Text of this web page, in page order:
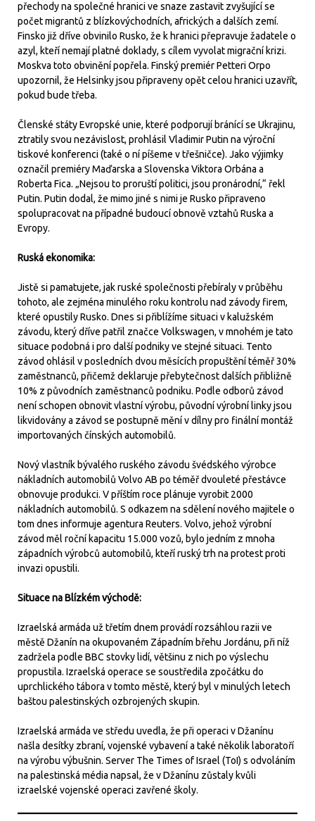
přechody na společné hranici ve snaze zastavit zvyšující se
počet migrantů z blízkovýchodních, afrických a dalších zemí.
Finsko již dříve obvinilo Rusko, že k hranici přepravuje žadatele o
azyl, kteří nemají platné doklady, s cílem vyvolat migrační krizi.
Moskva toto obvinění popřela. Finský premiér Petteri Orpo
upozornil, že Helsinky jsou připraveny opět celou hranici uzavřít,
pokud bude třeba.
Členské státy Evropské unie, které podporují bránící se Ukrajinu,
ztratily svou nezávislost, prohlásil Vladimir Putin na výroční
tiskové konferenci (také o ní píšeme v třešničce). Jako výjimky
označil premiéry Maďarska a Slovenska Viktora Orbána a
Roberta Fica. „Nejsou to proruští politici, jsou pronárodní,“ řekl
Putin. Putin dodal, že mimo jiné s nimi je Rusko připraveno
spolupracovat na případné budoucí obnově vztahů Ruska a
Evropy.
Ruská ekonomika:
Jistě si pamatujete, jak ruské společnosti přebíraly v průběhu
tohoto, ale zejména minulého roku kontrolu nad závody firem,
které opustily Rusko. Dnes si přiblížíme situaci v kalužském
závodu, který dříve patřil značce Volkswagen, v mnohém je tato
situace podobná i pro další podniky ve stejné situaci. Tento
závod ohlásil v posledních dvou měsících propuštění téměř 30%
zaměstnanců, přičemž deklaruje přebytečnost dalších přibližně
10% z původních zaměstnanců podniku. Podle odborů závod
není schopen obnovit vlastní výrobu, původní výrobní linky jsou
likvidovány a závod se postupně mění v dílny pro finální montáž
importovaných čínských automobilů.
Nový vlastník bývalého ruského závodu švédského výrobce
nákladních automobilů Volvo AB po téměř dvouleté přestávce
obnovuje produkci. V příštím roce plánuje vyrobit 2000
nákladních automobilů. S odkazem na sdělení nového majitele o
tom dnes informuje agentura Reuters. Volvo, jehož výrobní
závod měl roční kapacitu 15.000 vozů, bylo jedním z mnoha
západních výrobců automobilů, kteří ruský trh na protest proti
invazi opustili.
Situace na Blízkém východě:
Izraelská armáda už třetím dnem provádí rozsáhlou razii ve
městě Džanín na okupovaném Západním břehu Jordánu, při níž
zadržela podle BBC stovky lidí, většinu z nich po výslechu
propustila. Izraelská operace se soustředila zpočátku do
uprchlického tábora v tomto městě, který byl v minulých letech
baštou palestinských ozbrojených skupin.
Izraelská armáda ve středu uvedla, že při operaci v Džanínu
našla desítky zbraní, vojenské vybavení a také několik laboratoří
na výrobu výbušnin. Server The Times of Israel (ToI) s odvoláním
na palestinská média napsal, že v Džanínu zůstaly kvůli
izraelské vojenské operaci zavřené školy.